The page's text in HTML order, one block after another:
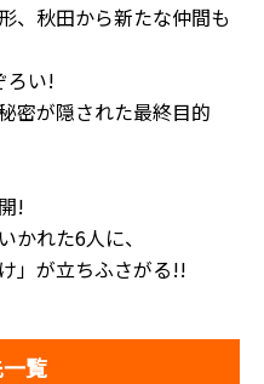
、秋田から新たな仲間も
ろい!
密が隠された最終目的
!
かれた6人に、
」が立ちふさがる!!
覧